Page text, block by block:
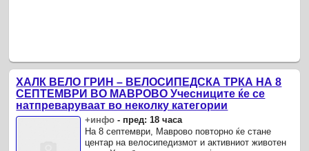
ХАЛК ВЕЛО ГРИН – ВЕЛОСИПЕДСКА ТРКА НА 8
СЕПТЕМВРИ ВО МАВРОВО Учесниците ќе се
натпреваруваат во неколку категории
+инфо - пред: 18 часа
На 8 септември, Маврово повторно ќе стане
центар на велосипедизмот и активниот животен